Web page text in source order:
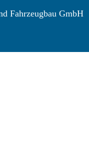
Fahrzeugbau GmbH